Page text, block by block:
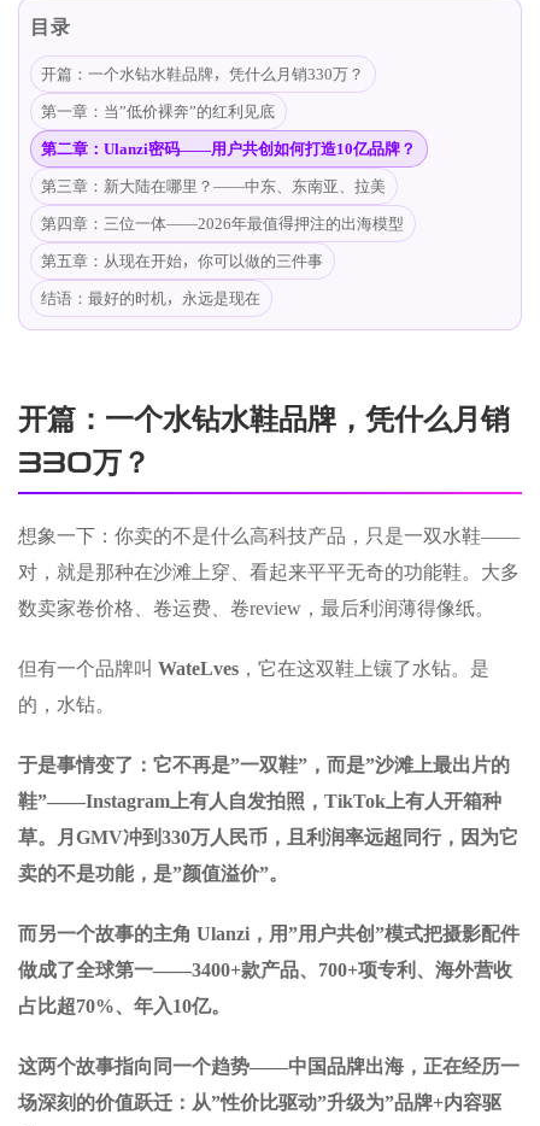
目录
开篇：一个水钻水鞋品牌，凭什么月销330万？
第一章：当”低价裸奔”的红利见底
第二章：Ulanzi密码——用户共创如何打造10亿品牌？
第三章：新大陆在哪里？——中东、东南亚、拉美
第四章：三位一体——2026年最值得押注的出海模型
第五章：从现在开始，你可以做的三件事
结语：最好的时机，永远是现在
开篇：一个水钻水鞋品牌，凭什么月销
330万？
想象一下：你卖的不是什么高科技产品，只是一双水鞋——
对，就是那种在沙滩上穿、看起来平平无奇的功能鞋。大多
数卖家卷价格、卷运费、卷review，最后利润薄得像纸。
但有一个品牌叫 WateLves ，它在这双鞋上镶了水钻。是
的，水钻。
于是事情变了：它不再是”一双鞋”，而是”沙滩上最出片的
鞋”——Instagram上有人自发拍照，TikTok上有人开箱种
草。月GMV冲到330万人民币，且利润率远超同行，因为它
卖的不是功能，是”颜值溢价”。
而另一个故事的主角 Ulanzi，用”用户共创”模式把摄影配件
做成了全球第一——3400+款产品、700+项专利、海外营收
占比超70%、年入10亿。
这两个故事指向同一个趋势——中国品牌出海，正在经历一
场深刻的价值跃迁：从”性价比驱动”升级为”品牌+内容驱